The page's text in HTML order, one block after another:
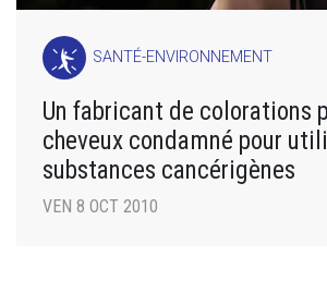
SANTÉ-ENVIRONNEMENT
Un fabricant de colorations
cheveux condamné pour
substances cancérigènes
VEN 8 OCT 2010